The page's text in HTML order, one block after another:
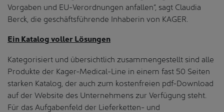
Vorgaben und EU-Verordnungen anfallen“, sagt Claudia
Berck, die geschäftsführende Inhaberin von KAGER.
Ein Katalog voller Lösungen
Kategorisiert und übersichtlich zusammengestellt sind alle
Produkte der Kager-Medical-Line in einem fast 50 Seiten
starken Katalog, der auch zum kostenfreien pdf-Download
auf der Website des Unternehmens zur Verfügung steht.
Für das Aufgabenfeld der Lieferketten- und